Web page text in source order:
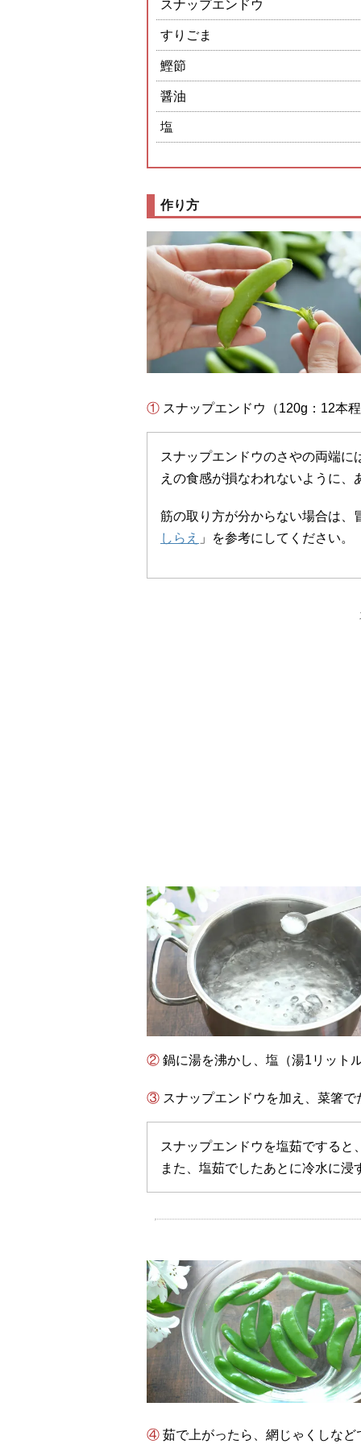
スナップエンドウ
すりごま
鰹節
醤油
塩
作り方
① スナップエンドウ（120g：12本
スナップエンドウのさやの両端
えの食感が損なわれないように、
筋の取り方が分からない場合は、
しらえ 」を参考にしてください。
② 鍋に湯を沸かし、塩（湯1リッ
③ スナップエンドウを加え、菜箸
スナップエンドウを塩茹ですると
また、塩茹でしたあとに冷水に
④ 茹で上がったら、網じゃくしなどですくって鍋から取り出し、たっぷりの冷水に浸し